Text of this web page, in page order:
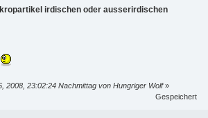
irdischen oder ausserirdischen
2008, 23:02:24 Nachmittag von Hungriger Wolf»
Gespeichert